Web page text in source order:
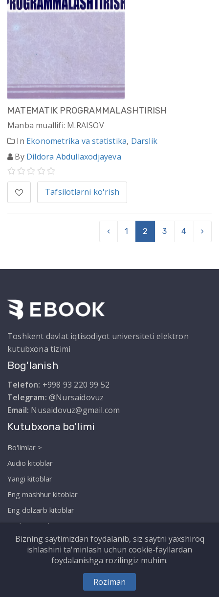
MATEMATIK PROGRAMMALASHTIRISH
Manba muallifi: M.RAISOV
In Ekonometrika va statistika, Darslik
By Dildora Abdullaxodjayeva
Tafsilotlarni ko'rish
‹ 1 2 3 4 ›
Toshkent davlat iqtisodiyot universiteti elektron
kutubxona tizimi
Bog'lanish
Telefon: +998 93 220 99 52
Telegram: @Nursaidovuz
Email: Nusaidovuz@gmail.com
Kutubxona bo'limi
Bo'limlar >
Audio kitoblar
Yangi kitoblar
Eng mashhur kitoblar
Eng dolzarb kitoblar
Biz haqimizda
Copyright © Nursaidov.uz. Barcha huquqlar
himoyalangan!
Bizning saytimizdan foydalanib, siz saytni yaxshiroq
ishlashini ta'minlash uchun cookie-fayllardan
foydalanishga rozilingiz muhim.
Roziman